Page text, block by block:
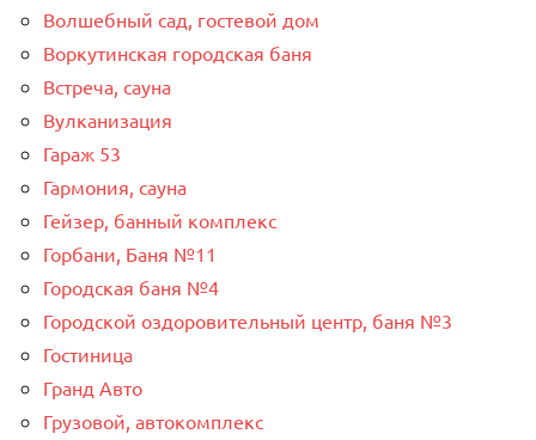
Волшебный сад, гостевой дом
Воркутинская городская баня
Встреча, сауна
Вулканизация
Гараж 53
Гармония, сауна
Гейзер, банный комплекс
Горбани, Баня №11
Городская баня №4
Городской оздоровительный центр, баня №3
Гостиница
Гранд Авто
Грузовой, автокомплекс